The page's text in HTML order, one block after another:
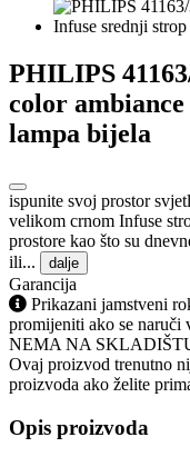
PHILIPS
color
lampa bijela
ispunite svoj prostor
velikom crnom Infuse
prostore kao što su
ili...
dalje
Garancija
Prikazani jamstveni
promijeniti ako se naruči
NEMA NA
Ovaj proizvod trenutno
proizvoda ako želite
Opis proizvoda